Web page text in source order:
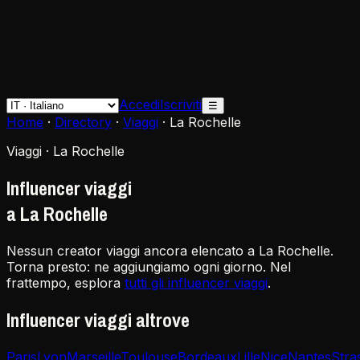
AccediIscriviti ☰
Home · Directory · Viaggi · La Rochelle
Viaggi · La Rochelle
Influencer viaggi
a La Rochelle
Nessun creator viaggi ancora elencato a La Rochelle.
Torna presto: ne aggiungiamo ogni giorno. Nel
frattempo, esplora tutti gli influencer viaggi.
Influencer viaggi altrove
ParisLyonMarseilleToulouseBordeauxLilleNiceNantes